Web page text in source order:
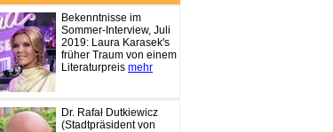
Bekenntnisse im
Sommer-Interview, Juli
2019: Laura Karasek's
früher Traum von einem
Literaturpreis mehr
Dr. Rafał Dutkiewicz
(Stadtpräsident von